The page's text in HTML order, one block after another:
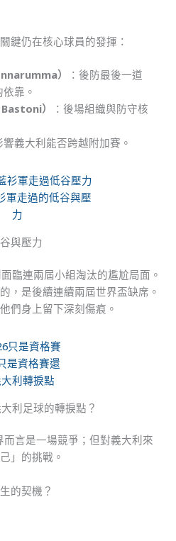
鍵仍在核心球員的發揮：
）
：後防最後一道
靠。
）
：後場組織與防守核
義大利能否跨越附加賽。
軍走過的低谷與壓
力
與壓力
臨連兩屆小組淘汰的尷尬局面。
，是後續連續兩屆世界盃缺席。
們身上留下深刻傷痕。
是資格賽還
利轉捩點
利足球的轉捩點？
言是一場競爭；但對義大利來
」的挑戰。
的契機？